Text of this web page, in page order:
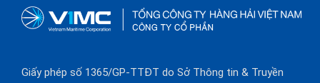
Giấy phép số 1365/GP-TTĐT do Sở Thông tin & Truyền